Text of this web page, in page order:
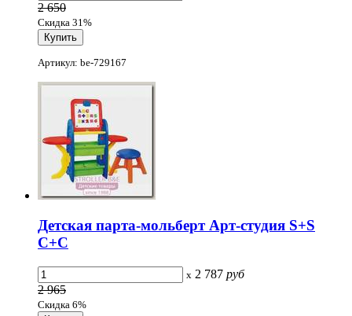
2 650
Скидка 31%
Артикул: be-729167
Детская парта-мольберт Арт-студия S+S
С+С
x 2 787 руб
2 965
Скидка 6%